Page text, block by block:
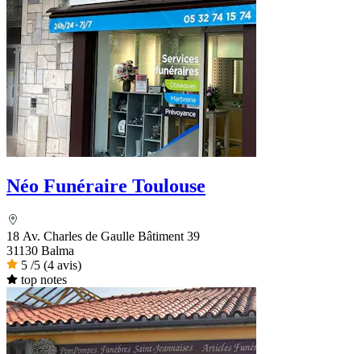
Néo Funéraire Toulouse
18 Av. Charles de Gaulle Bâtiment 39
31130 Balma
5 /5 (4 avis)
top notes